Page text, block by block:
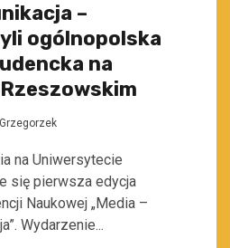
–
ogólnopolska
na
na Uniwersytecie
się pierwsza edycja
Naukowej „Media –
Wydarzenie...